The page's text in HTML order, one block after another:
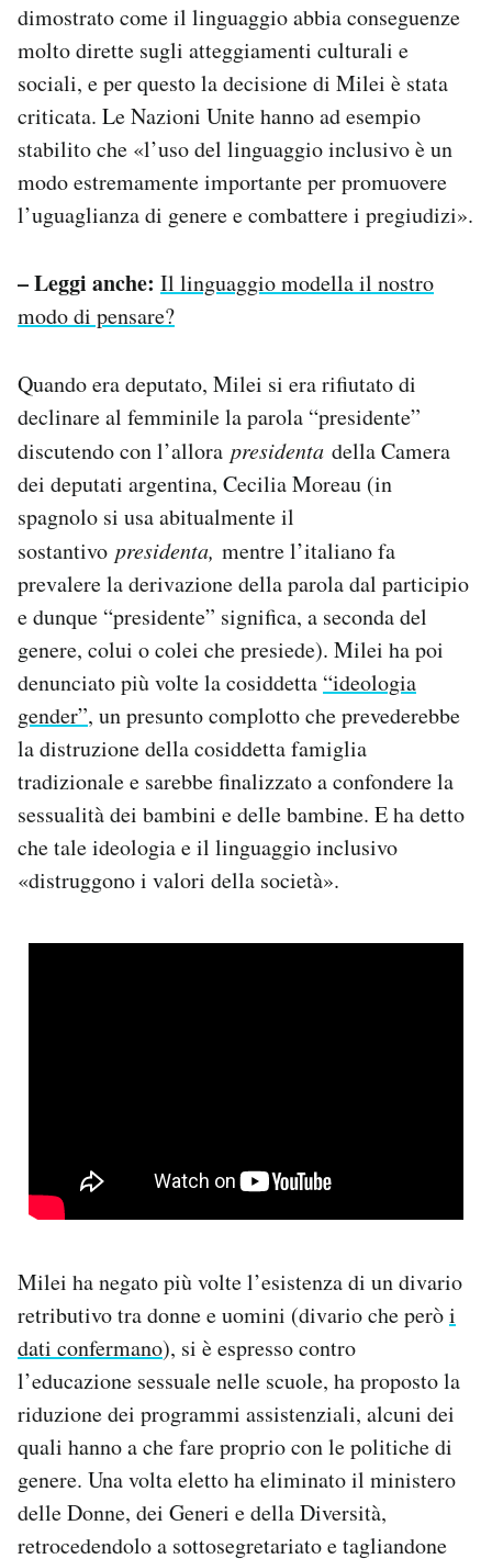
dimostrato come il linguaggio abbia conseguenze
molto dirette sugli atteggiamenti culturali e
sociali, e per questo la decisione di Milei è stata
criticata. Le Nazioni Unite hanno ad esempio
stabilito che «l’uso del linguaggio inclusivo è un
modo estremamente importante per promuovere
l’uguaglianza di genere e combattere i pregiudizi».
– Leggi anche: Il linguaggio modella il nostro
modo di pensare?
Quando era deputato, Milei si era rifiutato di
declinare al femminile la parola “presidente”
discutendo con l’allora presidenta della Camera
dei deputati argentina, Cecilia Moreau (in
spagnolo si usa abitualmente il
sostantivo presidenta, mentre l’italiano fa
prevalere la derivazione della parola dal participio
e dunque “presidente” significa, a seconda del
genere, colui o colei che presiede). Milei ha poi
denunciato più volte la cosiddetta “ideologia
gender”, un presunto complotto che prevederebbe
la distruzione della cosiddetta famiglia
tradizionale e sarebbe finalizzato a confondere la
sessualità dei bambini e delle bambine. E ha detto
che tale ideologia e il linguaggio inclusivo
«distruggono i valori della società».
Milei ha negato più volte l’esistenza di un divario
retributivo tra donne e uomini (divario che peròi
dati confermano), si è espresso contro
l’educazione sessuale nelle scuole, ha proposto la
riduzione dei programmi assistenziali, alcuni dei
quali hanno a che fare proprio con le politiche di
genere. Una volta eletto ha eliminato il ministero
delle Donne, dei Generi e della Diversità,
retrocedendolo a sottosegretariato e tagliandone